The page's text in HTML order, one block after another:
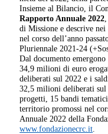
Insieme al Bilancio, il
Rapporto Annuale 2022
di Missione e descrive
nel corso dell’anno
Pluriennale 2021-24
Dal documento
34,9 milioni di euro
deliberati sul 2022 e i
32,5 milioni deliberati
progetti, 15 bandi
territorio promossi nel
Annuale 2022 della
www.fondazionecrc.it